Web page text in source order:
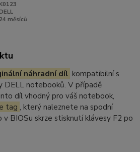
K0123
DELL
24 měsíců
náhradní díl kompatibilní s
DELL notebooků. V případě
díl vhodný pro váš notebook,
tag , který naleznete na spodní
BIOSu skrze stisknutí klávesy F2 po